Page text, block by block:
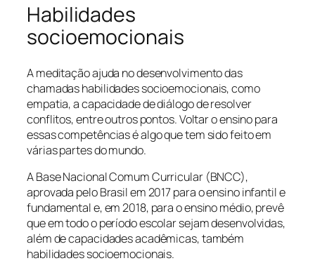
Habilidades
socioemocionais
A meditação ajuda no desenvolvimento das
chamadas habilidades socioemocionais, como
empatia, a capacidade de diálogo de resolver
conflitos, entre outros pontos. Voltar o ensino para
essas competências é algo que tem sido feito em
várias partes do mundo.
A Base Nacional Comum Curricular (BNCC),
aprovada pelo Brasil em 2017 para o ensino infantil e
fundamental e, em 2018, para o ensino médio, prevê
que em todo o período escolar sejam desenvolvidas,
além de capacidades acadêmicas, também
habilidades socioemocionais.